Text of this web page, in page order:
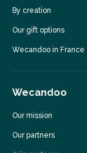
By creation
Our gift options
Wecandoo in France
Wecandoo
Our mission
Our partners